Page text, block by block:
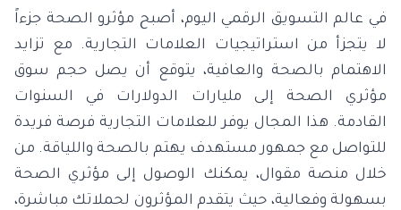
في عالم التسويق الرقمي اليوم، أصبح مؤثرو الصحة جزءاً
لا يتجزأ من استراتيجيات العلامات التجارية. مع تزايد
الاهتمام بالصحة والعافية، يتوقع أن يصل حجم سوق
مؤثري الصحة إلى مليارات الدولارات في السنوات
القادمة. هذا المجال يوفر للعلامات التجارية فرصة فريدة
للتواصل مع جمهور مستهدف يهتم بالصحة واللياقة. من
خلال منصة مقوال، يمكنك الوصول إلى مؤثري الصحة
بسهولة وفعالية، حيث يتقدم المؤثرون لحملاتك مباشرة،